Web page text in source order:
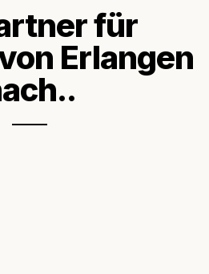
für
Erlangen